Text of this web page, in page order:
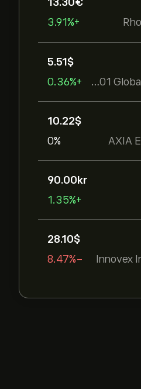
13.30‎€‎
+3.91%
Hotel101 Global Holdings Corp
5.51‎$‎
+0.36%
AXIA
10.22‎$‎
0%
90.00‎kr‎
+1.35%
Innovex
28.10‎$‎
-8.47%